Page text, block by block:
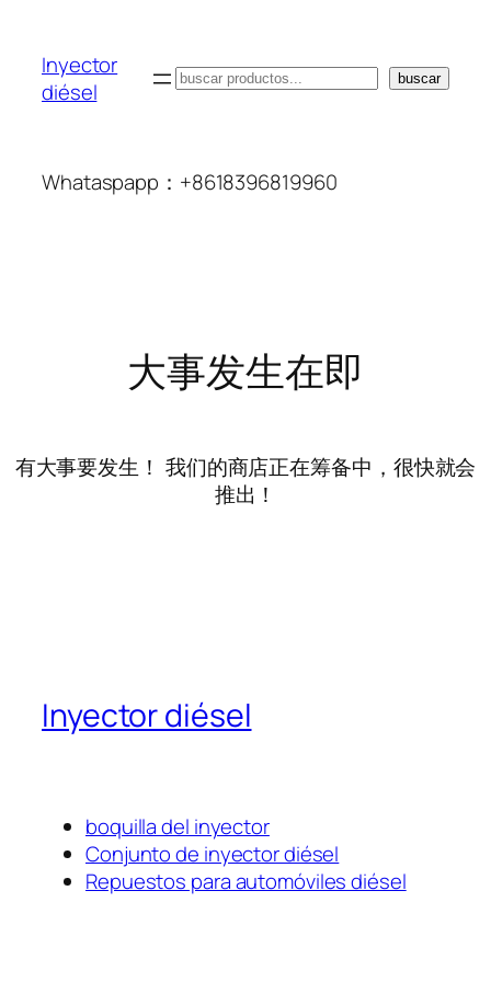
Inyector
diésel
搜
buscar
Whataspapp：+8618396819960
大事发生在即
有大事要发生！ 我们的商店正在筹备中，很快就会
推出！
Inyector diésel
boquilla del inyector
Conjunto de inyector diésel
Repuestos para automóviles diésel